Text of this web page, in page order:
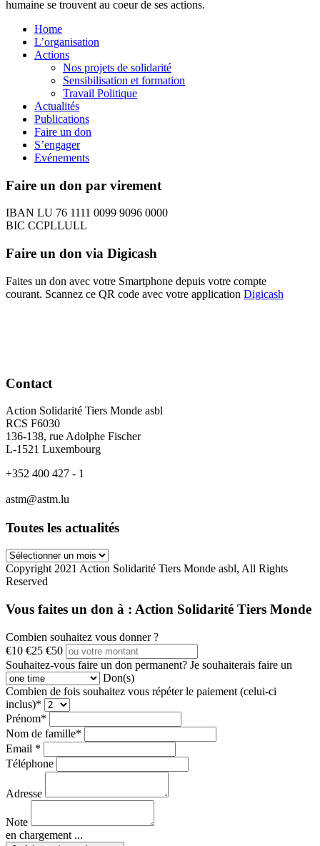
humaine se trouvent au coeur de ses actions.
Home
L’organisation
Actions
Nos projets de solidarité
Sensibilisation et formation
Travail Politique
Actualités
Publications
Faire un don
S’engager
Evénements
Faire un don par virement
IBAN LU 76 1111 0099 9096 0000
BIC CCPLLULL
Faire un don via Digicash
Faites un don avec votre Smartphone depuis votre compte
courant. Scannez ce QR code avec votre application Digicash
Contact
Action Solidarité Tiers Monde asbl
RCS F6030
136-138, rue Adolphe Fischer
L-1521 Luxembourg
+352 400 427 - 1
astm@astm.lu
Toutes les actualités
Toutes
les
actualités
Copyright 2021 Action Solidarité Tiers Monde asbl, All Rights
Reserved
Vous faites un don à : Action Solidarité Tiers Monde
Combien souhaitez vous donner ?
€10 €25 €50
Souhaitez-vous faire un don permanent? Je souhaiterais faire un
Don(s)
Combien de fois souhaitez vous répéter le paiement (celui-ci
inclus)*
Prénom*
Nom de famille*
Email *
Téléphone
Adresse
Note
en chargement ...